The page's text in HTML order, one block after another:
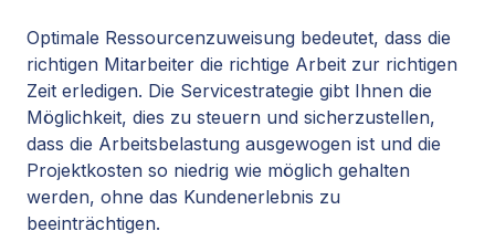
Optimale Ressourcenzuweisung bedeutet, dass die
richtigen Mitarbeiter die richtige Arbeit zur richtigen
Zeit erledigen. Die Servicestrategie gibt Ihnen die
Möglichkeit, dies zu steuern und sicherzustellen,
dass die Arbeitsbelastung ausgewogen ist und die
Projektkosten so niedrig wie möglich gehalten
werden, ohne das Kundenerlebnis zu
beeinträchtigen.